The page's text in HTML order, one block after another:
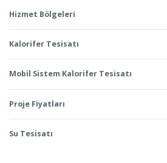
Hizmet Bölgeleri
Kalorifer Tesisatı
Mobil Sistem Kalorifer Tesisatı
Proje Fiyatları
Su Tesisatı